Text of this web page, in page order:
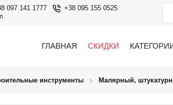
097 141 1777
+38 095 155 0525
ГЛАВНАЯ СКИДКИ
инструменты Малярный,